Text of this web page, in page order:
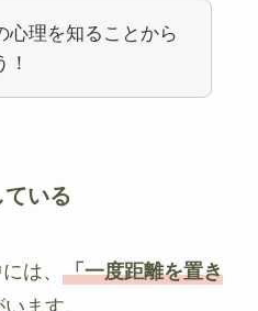
心理を知ることから
いる
は、 「一度距離を置き
ます。